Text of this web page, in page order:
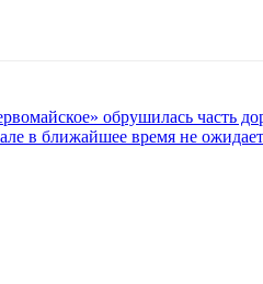
обрушилась часть
в ближайшее время не